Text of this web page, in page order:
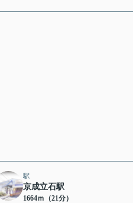
駅
京成立石駅
1664ｍ（21分）